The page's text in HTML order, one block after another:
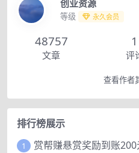
创业资源
等级 永久会员
48757
文章
1
评
查看作者
排行榜展示
1